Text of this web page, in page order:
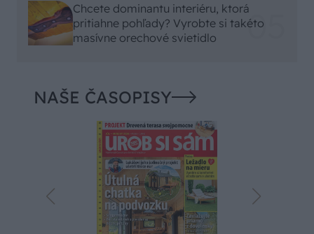
Chcete dominantu interiéru, ktorá
pritiahne pohľady? Vyrobte si takéto
masívne orechové svietidlo
NAŠE ČASOPISY